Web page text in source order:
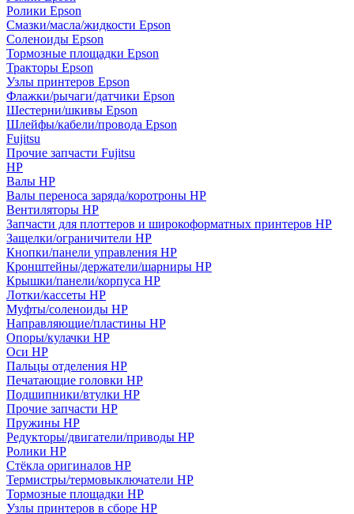
Ролики Epson
Смазки/масла/жидкости Epson
Соленоиды Epson
Тормозные площадки Epson
Тракторы Epson
Узлы принтеров Epson
Флажки/рычаги/датчики Epson
Шестерни/шкивы Epson
Шлейфы/кабели/провода Epson
Fujitsu
Прочие запчасти Fujitsu
HP
Валы HP
Валы переноса заряда/коротроны HP
Вентиляторы HP
Запчасти для плоттеров и широкоформатных принтеров HP
Защелки/ограничители HP
Кнопки/панели управления HP
Кронштейны/держатели/шарниры HP
Крышки/панели/корпуса HP
Лотки/кассеты HP
Муфты/соленоиды HP
Направляющие/пластины HP
Опоры/кулачки HP
Оси HP
Пальцы отделения HP
Печатающие головки HP
Подшипники/втулки HP
Прочие запчасти HP
Пружины HP
Редукторы/двигатели/приводы HP
Ролики HP
Стёкла оригиналов HP
Термистры/термовыключатели HP
Тормозные площадки HP
Узлы принтеров в сборе HP